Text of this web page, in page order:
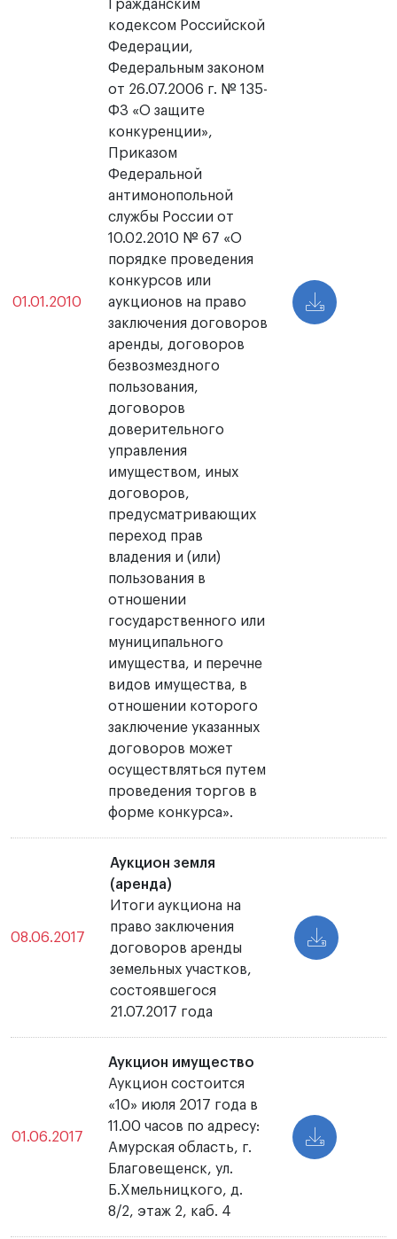
01.01.2010
Гражданским
кодексом Российской
Федерации,
Федеральным законом
от 26.07.2006 г. № 135-
ФЗ «О защите
конкуренции»,
Приказом
Федеральной
антимонопольной
службы России от
10.02.2010 № 67 «О
порядке проведения
конкурсов или
аукционов на право
заключения договоров
аренды, договоров
безвозмездного
пользования,
договоров
доверительного
управления
имуществом, иных
договоров,
предусматривающих
переход прав
владения и (или)
пользования в
отношении
государственного или
муниципального
имущества, и перечне
видов имущества, в
отношении которого
заключение указанных
договоров может
осуществляться путем
проведения торгов в
форме конкурса».
08.06.2017
Аукцион земля
(аренда)
Итоги аукциона на
право заключения
договоров аренды
земельных участков,
состоявшегося
21.07.2017 года
01.06.2017
Аукцион имущество
Аукцион состоится
«10» июля 2017 года в
11.00 часов по адресу:
Амурская область, г.
Благовещенск, ул.
Б.Хмельницкого, д.
8/2, этаж 2, каб. 4